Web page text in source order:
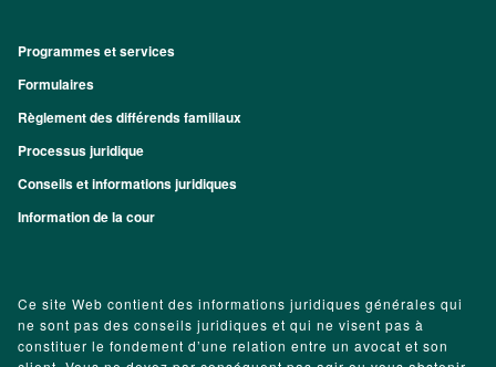
Footer
Programmes et services
Formulaires
Règlement des différends familiaux
Processus juridique
Conseils et informations juridiques
Information de la cour
Ce site Web contient des informations juridiques générales qui
ne sont pas des conseils juridiques et qui ne visent pas à
constituer le fondement d’une relation entre un avocat et son